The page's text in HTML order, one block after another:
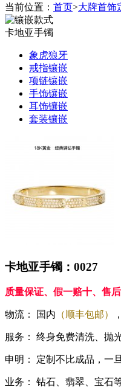
当前位置： 首页>大牌首饰
卡地亚手镯
象虎狼牙
戒指镶嵌
项链镶嵌
手饰镶嵌
耳饰镶嵌
套装镶嵌
卡地亚手镯：0027
质量保证、假一赔十、售
物流： 国内 （顺丰包邮）
服务： 终身免费清洗、抛
申明： 定制不比成品，一
业务： 钻石、翡翠、宝石